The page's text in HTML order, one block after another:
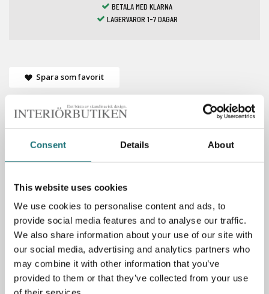
Consent Details About
This website uses cookies
We use cookies to personalise content and ads, to
provide social media features and to analyse our traffic.
We also share information about your use of our site with
our social media, advertising and analytics partners who
may combine it with other information that you’ve
provided to them or that they’ve collected from your use
BETALA MED KLARNA
LAGERVAROR 1-7 DAGAR
Spara som favorit
Specifikationer
Mått: 30x78 cm (DxH)
PRODUKTBESKRIVNING
String tidskriftshylla i träl med måtten 78x30 cm. Utöka
och utveckla ditt String-system för att snyggt och enkelt